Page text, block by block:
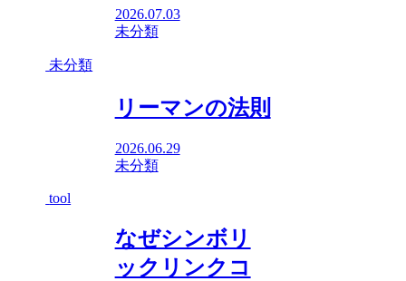
2026.07.03
未分類
未分類
リーマンの法則
2026.06.29
未分類
tool
なぜシンボリ
ックリンクコ